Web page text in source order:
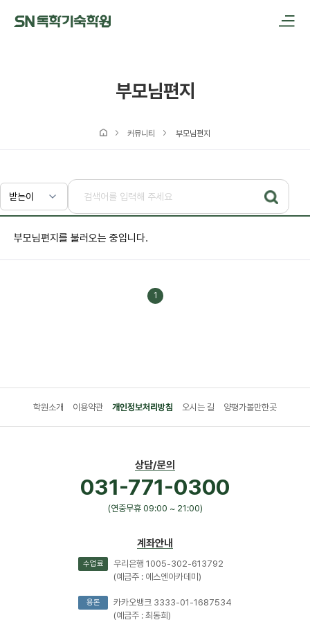
부모님편지
커뮤니티 부모님편지
부모님편지를 불러오는 중입니다.
1
학원소개 이용약관 개인정보처리방침 오시는 길 양평가볼만한곳
상담/문의
031-771-0300
(연중무휴 09:00 ~ 21:00)
계좌안내
수업료
우리은행 1005-302-613792
(예금주 : 에스엔아카데미)
용돈
카카오뱅크 3333-01-1687534
(예금주 : 최동희)